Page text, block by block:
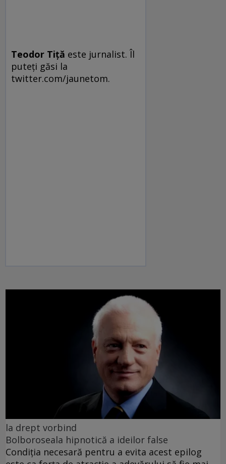
Teodor Tiţă este jurnalist. Îl
puteţi găsi la
twitter.com/jaunetom.
la drept vorbind
Bolboroseala hipnotică a ideilor false
Condiția necesară pentru a evita acest epilog